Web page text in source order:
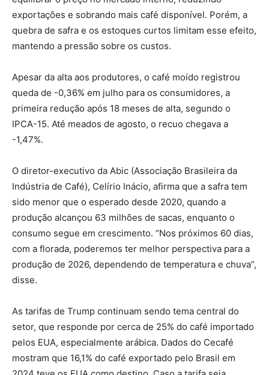
exportações e sobrando mais café disponível. Porém, a
quebra de safra e os estoques curtos limitam esse efeito,
mantendo a pressão sobre os custos.
Apesar da alta aos produtores, o café moído registrou
queda de -0,36% em julho para os consumidores, a
primeira redução após 18 meses de alta, segundo o
IPCA-15. Até meados de agosto, o recuo chegava a
-1,47%.
O diretor-executivo da Abic (Associação Brasileira da
Indústria de Café), Celírio Inácio, afirma que a safra tem
sido menor que o esperado desde 2020, quando a
produção alcançou 63 milhões de sacas, enquanto o
consumo segue em crescimento. “Nos próximos 60 dias,
com a florada, poderemos ter melhor perspectiva para a
produção de 2026, dependendo de temperatura e chuva”,
disse.
As tarifas de Trump continuam sendo tema central do
setor, que responde por cerca de 25% do café importado
pelos EUA, especialmente arábica. Dados do Cecafé
mostram que 16,1% do café exportado pelo Brasil em